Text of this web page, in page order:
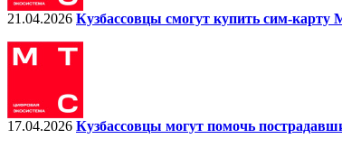
21.04.2026 Кузбассовцы смогут купить сим-
17.04.2026 Кузбассовцы могут помочь